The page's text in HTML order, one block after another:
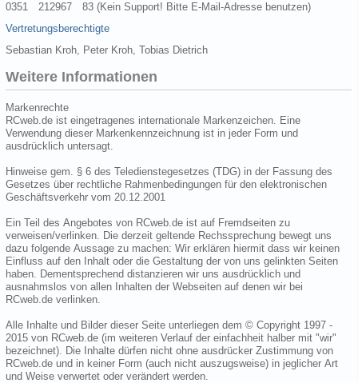
0351 212967 83 (Kein Support! Bitte E-Mail-Adresse benutzen)
Vertretungsberechtigte
Sebastian Kroh, Peter Kroh, Tobias Dietrich
Weitere Informationen
Markenrechte
RCweb.de ist eingetragenes internationale Markenzeichen. Eine
Verwendung dieser Markenkennzeichnung ist in jeder Form und
ausdrücklich untersagt.
Hinweise gem. § 6 des Teledienstegesetzes (TDG) in der Fassung des
Gesetzes über rechtliche Rahmenbedingungen für den elektronischen
Geschäftsverkehr vom 20.12.2001
Ein Teil des Angebotes von RCweb.de ist auf Fremdseiten zu
verweisen/verlinken. Die derzeit geltende Rechssprechung bewegt uns
dazu folgende Aussage zu machen: Wir erklären hiermit dass wir keinen
Einfluss auf den Inhalt oder die Gestaltung der von uns gelinkten Seiten
haben. Dementsprechend distanzieren wir uns ausdrücklich und
ausnahmslos von allen Inhalten der Webseiten auf denen wir bei
RCweb.de verlinken.
Alle Inhalte und Bilder dieser Seite unterliegen dem © Copyright 1997 -
2015 von RCweb.de (im weiteren Verlauf der einfachheit halber mit "wir"
bezeichnet). Die Inhalte dürfen nicht ohne ausdrücker Zustimmung von
RCweb.de und in keiner Form (auch nicht auszugsweise) in jeglicher Art
und Weise verwertet oder verändert werden.